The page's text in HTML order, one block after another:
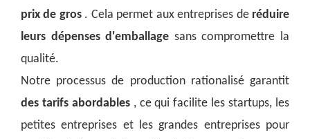
prix de gros . Cela permet aux entreprises de réduire
leurs dépenses d'emballage sans compromettre la
qualité.
Notre processus de production rationalisé garantit
des tarifs abordables , ce qui facilite les startups, les
petites entreprises et les grandes entreprises pour